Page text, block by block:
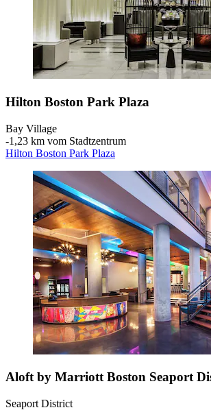
Hilton Boston Park Plaza
Bay Village
‐1,23 km vom Stadtzentrum
Hilton Boston Park Plaza
Aloft by Marriott Boston Seaport
Seaport District